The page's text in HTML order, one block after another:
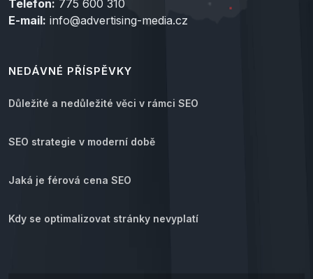
Telefon: 775 600 310
E-mail: info@advertising-media.cz
NEDÁVNÉ PŘÍSPĚVKY
Důležité a nedůležité věci v rámci SEO
SEO strategie v moderní době
Jaká je férová cena SEO
Kdy se optimalizovat stránky nevyplatí